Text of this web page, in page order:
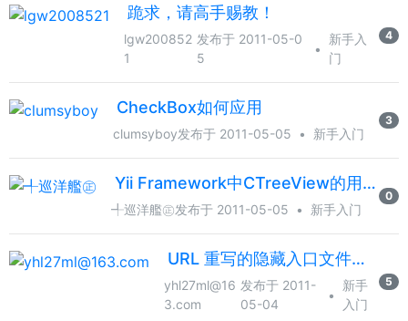
跪求，请高手赐教！
lgw200852
1
发布于 2011-05-0
5
•
新手入
门
4
CheckBox如何应用
clumsyboy发布于 2011-05-05 • 新手入门
3
Yii Framework中CTreeView的用法
╃巡洋艦㊣发布于 2011-05-05 • 新手入门
0
URL 重写的隐藏入口文件问题
yhl27ml@16
3.com
发布于 2011-
05-04
•
新手
入门
5